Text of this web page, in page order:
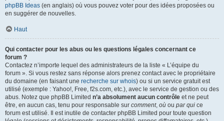
phpBB Ideas (en anglais) où vous pouvez voter pour des idées proposées ou
en suggérer de nouvelles.
Haut
Qui contacter pour les abus ou les questions légales concernant ce
forum ?
Contactez n’importe lequel des administrateurs de la liste « L’équipe du
forum ». Si vous restez sans réponse alors prenez contact avec le propriétaire
du domaine (en faisant une recherche sur whois) ou si un service gratuit est
utilisé (exemple : Yahoo!, Free, f2s.com, etc.), avec le service de gestion ou des
abus. Notez que phpBB Limited n’a absolument aucun contrôle et ne peut
être, en aucun cas, tenu pour responsable sur comment, où ou par qui ce
forum est utilisé. Il est inutile de contacter phpBB Limited pour toute question